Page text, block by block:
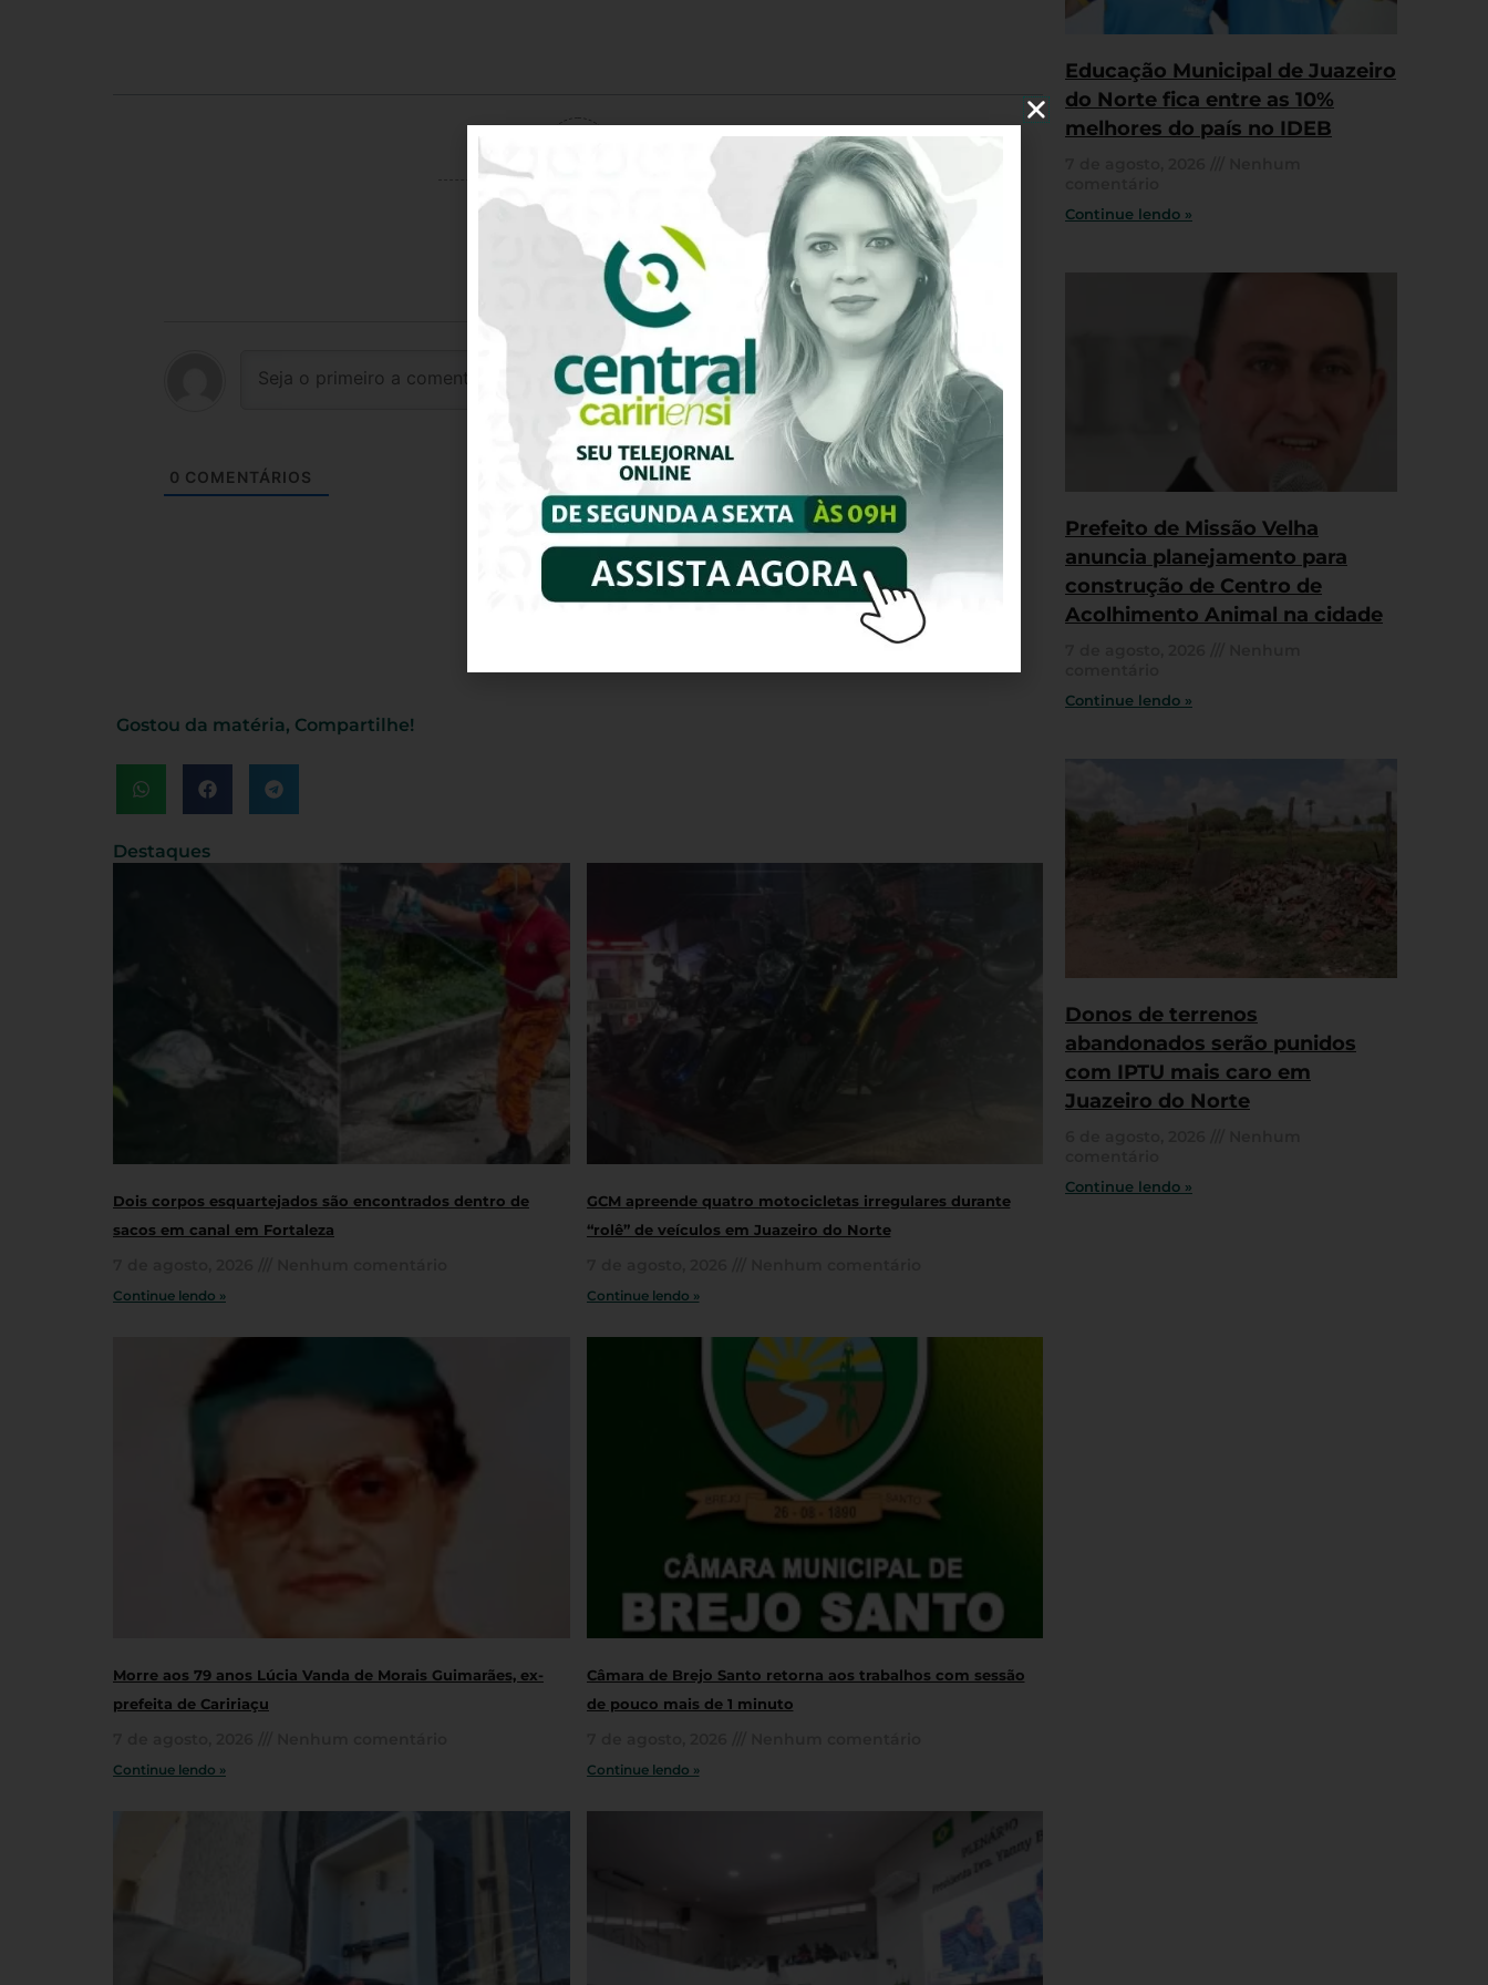
0 COMENTÁRIOS
Gostou da matéria, Compartilhe!
Destaques
Dois corpos esquartejados são encontrados dentro de
sacos em canal em Fortaleza
Continue lendo »
GCM apreende quatro motocicletas irregulares durante
“rolê” de veículos em Juazeiro do Norte
Continue lendo »
Morre aos 79 anos Lúcia Vanda de Morais Guimarães, ex-
prefeita de Caririaçu
Continue lendo »
Câmara de Brejo Santo retorna aos trabalhos com sessão
de pouco mais de 1 minuto
Continue lendo »
Educação Municipal de Juazeiro
do Norte fica entre as 10%
melhores do país no IDEB
Continue lendo »
Prefeito de Missão Velha
anuncia planejamento para
construção de Centro de
Acolhimento Animal na cidade
Continue lendo »
Donos de terrenos
abandonados serão punidos
com IPTU mais caro em
Juazeiro do Norte
Continue lendo »